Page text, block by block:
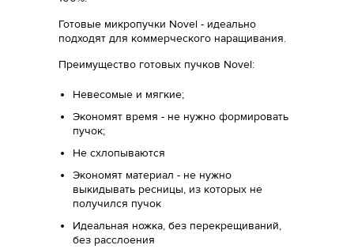
Готовые микропучки Novel - идеально
подходят для коммерческого наращивания.
Преимущество готовых пучков Novel:
Невесомые и мягкие;
Экономят время - не нужно формировать
пучок;
Не схлопываются
Экономят материал - не нужно
выкидывать ресницы, из которых не
получился пучок
Идеальная ножка, без перекрещиваний,
без расслоения